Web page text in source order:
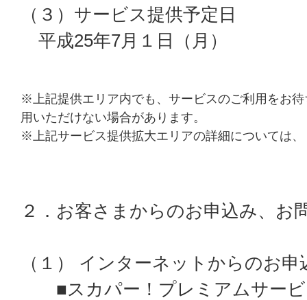
（３）サービス提供予定日
平成25年7月１日（月）
※上記提供エリア内でも、サービスのご利用をお
用いただけない場合があります。
※上記サービス提供拡大エリアの詳細については
２．お客さまからのお申込み、お
（１） インターネットからのお
■スカパー！プレミアムサービ